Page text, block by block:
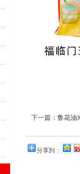
下一篇： 鲁花油
分享到：